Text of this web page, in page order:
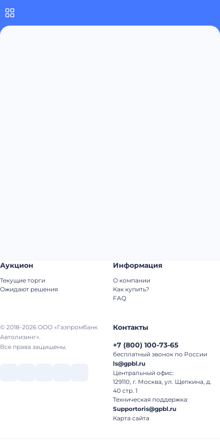
© 2018-2026 ООО «Газпромбанк
Автолизинг».
Все права защищены.
Аукцион
Текущие торги
Ожидают решения
Информация
О компании
Как купить?
FAQ
Контакты
+7 (800) 100-73-65
бесплатный звонок по России
ls@gpbl.ru
Центральный офис:
129110, г. Москва, ул. Щепкина, д.
40 стр. 1
Техническая поддержка:
Supportoris@gpbl.ru
Карта сайта